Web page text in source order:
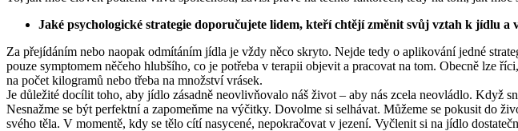
Jaké psychologické strategie doporučujete lidem, kteří chtějí změnit svůj vztah k jídlu a
Za přejídáním nebo naopak odmítáním jídla je vždy něco skryto. Nejde tedy o aplikování jedné
pouze symptomem něčeho hlubšího, co je potřeba v terapii objevit a pracovat na tom. Obecně lze
na počet kilogramů nebo třeba na množství vrásek.
Je důležité docílit toho, aby jídlo zásadně neovlivňovalo náš život – aby nás zcela neovládlo. Když
Nesnažme se být perfektní a zapomeňme na výčitky. Dovolme si selhávat. Můžeme se pokusit do
svého těla. V momentě, kdy se tělo cítí nasycené, nepokračovat v jezení. Vyčlenit si na jídlo